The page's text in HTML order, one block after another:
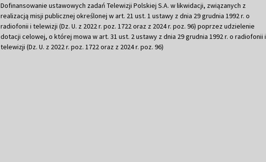
Dofinansowanie ustawowych zadań Telewizji Polskiej S.A. w likwidacji, związanych z
realizacją misji publicznej określonej w art. 21 ust. 1 ustawy z dnia 29 grudnia 1992 r. o
radiofonii i telewizji (Dz. U. z 2022 r. poz. 1722 oraz z 2024 r. poz. 96) poprzez udzielenie
dotacji celowej, o której mowa w art. 31 ust. 2 ustawy z dnia 29 grudnia 1992 r. o radiofonii i
telewizji (Dz. U. z 2022 r. poz. 1722 oraz z 2024 r. poz. 96)